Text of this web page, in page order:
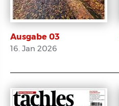
Ausgabe 03
16. Jan 2026